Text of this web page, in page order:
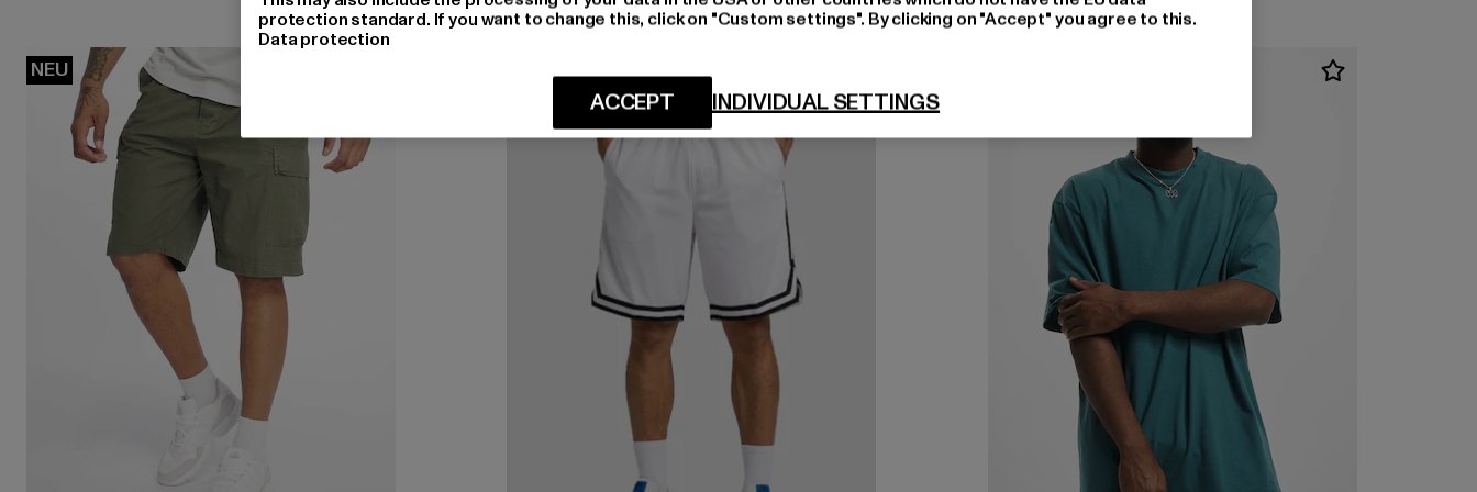
NEU -13%
protection standard. If you want to change this, click on "Custom settings". By clicking on "Accept" you agree to this.
Data protection
INDIVIDUAL SETTINGS
ACCEPT